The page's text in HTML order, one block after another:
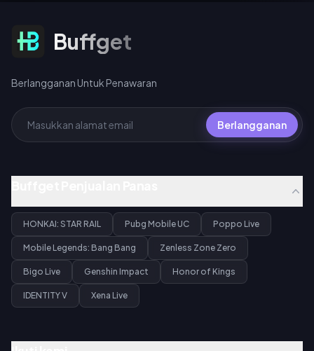
Berlangganan Untuk Penawaran
Buffget
Berlangganan Untuk Penawaran
Berlangganan
HONKAI: STAR RAIL Pubg Mobile UC Poppo Live
Mobile Legends: Bang Bang Zenless Zone Zero
Bigo Live Genshin Impact Honor of Kings
IDENTITY V Xena Live